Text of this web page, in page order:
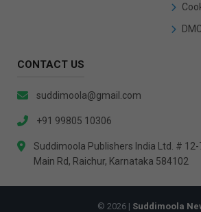
CONTACT US
suddimoola@gmail.com
+91 99805 10306
Suddimoola Publishers India Ltd. #
Main Rd, Raichur, Karnataka 584102
© 2026 | Suddimoola